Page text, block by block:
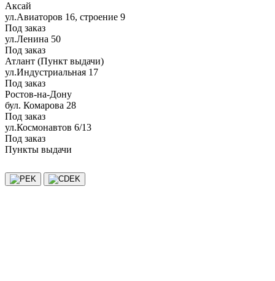
Аксай
ул.Авиаторов 16, строение 9
Под заказ
ул.Ленина 50
Под заказ
Атлант (Пункт выдачи)
ул.Индустриальная 17
Под заказ
Ростов-на-Дону
бул. Комарова 28
Под заказ
ул.Космонавтов 6/13
Под заказ
Пункты выдачи